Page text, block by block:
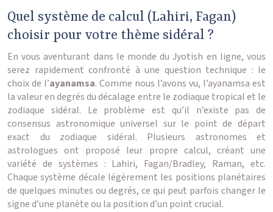
Quel système de calcul (Lahiri, Fagan)
choisir pour votre thème sidéral ?
En vous aventurant dans le monde du Jyotish en ligne, vous
serez rapidement confronté à une question technique : le
choix de l’ayanamsa. Comme nous l’avons vu, l’ayanamsa est
la valeur en degrés du décalage entre le zodiaque tropical et le
zodiaque sidéral. Le problème est qu’il n’existe pas de
consensus astronomique universel sur le point de départ
exact du zodiaque sidéral. Plusieurs astronomes et
astrologues ont proposé leur propre calcul, créant une
variété de systèmes : Lahiri, Fagan/Bradley, Raman, etc.
Chaque système décale légèrement les positions planétaires
de quelques minutes ou degrés, ce qui peut parfois changer le
signe d’une planète ou la position d’un point crucial.